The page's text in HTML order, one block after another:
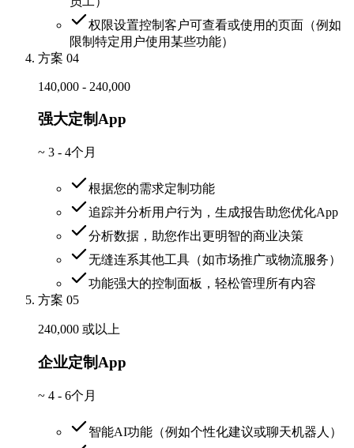
权限设置控制客户可查看或使用的页面（例如
限制特定用户使用某些功能）
方案 04
140,000 - 240,000
强大定制App
~ 3 - 4个月
根据您的需求定制功能
追踪并分析用户行为，生成报告助您优化App
分析数据，助您作出更明智的商业决策
无缝连系其他工具（如市场推广或物流服务）
功能强大的控制面板，轻松管理所有内容
方案 05
240,000 或以上
企业定制App
~ 4 - 6个月
智能AI功能（例如个性化建议或聊天机器人）